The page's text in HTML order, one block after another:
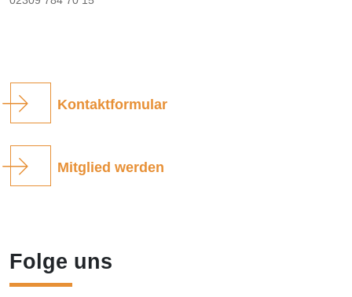
Kontaktformular
Mitglied werden
Folge uns